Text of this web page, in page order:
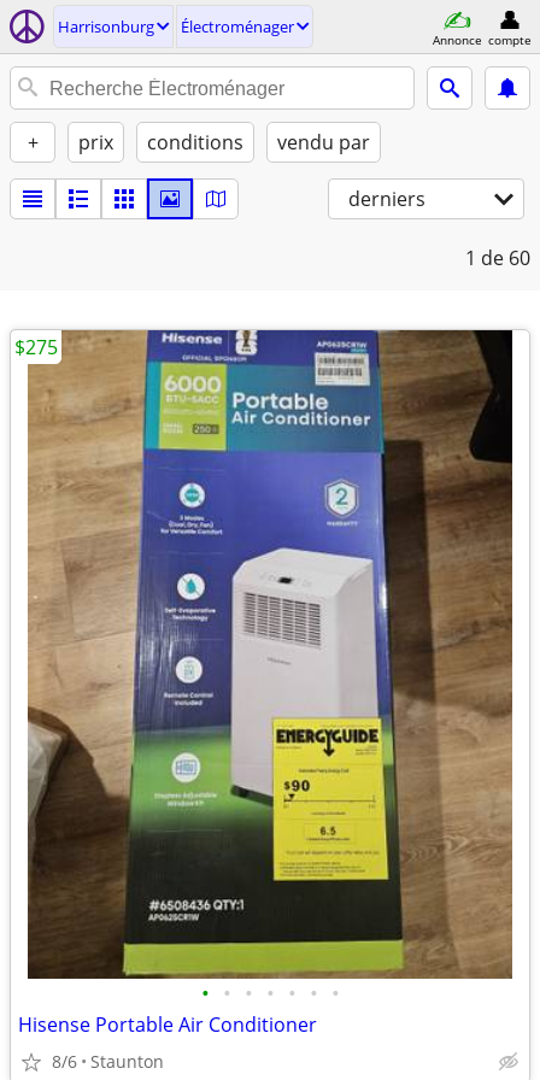
Harrisonburg Électroménager
Annonce compte
+ prix conditions vendu par
derniers
1 de 60
• • • • • • •
Hisense Portable Air Conditioner
8/6 Staunton
$275